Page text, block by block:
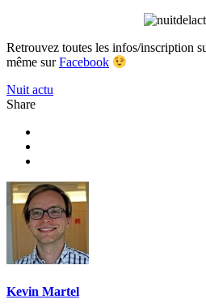
Retrouvez toutes les infos/inscription
même surFacebook
Nuit actu
Share
Kevin Martel